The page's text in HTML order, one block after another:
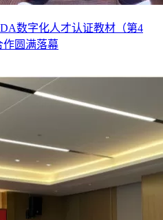
数字化人才认证教材（第4
作圆满落幕